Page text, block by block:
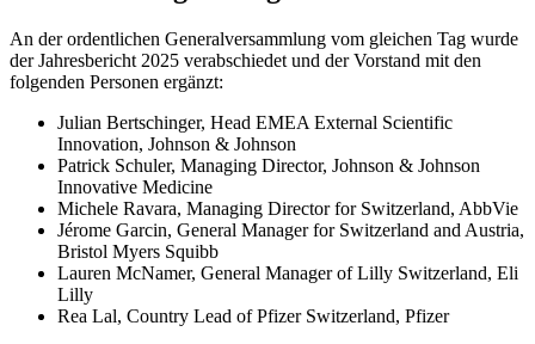
An der ordentlichen Generalversammlung vom gleichen Tag wurde
der Jahresbericht 2025 verabschiedet und der Vorstand mit den
folgenden Personen ergänzt:
Julian Bertschinger, Head EMEA External Scientific
Innovation, Johnson & Johnson
Patrick Schuler, Managing Director, Johnson & Johnson
Innovative Medicine
Michele Ravara, Managing Director for Switzerland, AbbVie
Jérome Garcin, General Manager for Switzerland and Austria,
Bristol Myers Squibb
Lauren McNamer, General Manager of Lilly Switzerland, Eli
Lilly
Rea Lal, Country Lead of Pfizer Switzerland, Pfizer